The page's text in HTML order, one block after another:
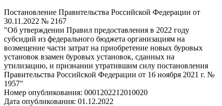
Постановление Правительства Российской Федерации от
30.11.2022 № 2167
"Об утверждении Правил предоставления в 2022 году
субсидий из федерального бюджета организациям на
возмещение части затрат на приобретение новых буровых
установок взамен буровых установок, сданных на
утилизацию, и признании утратившим силу постановления
Правительства Российской Федерации от 16 ноября 2021 г. №
1957"
Номер опубликования: 0001202212010020
Дата опубликования: 01.12.2022